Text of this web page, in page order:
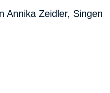
Annika Zeidler, Singen